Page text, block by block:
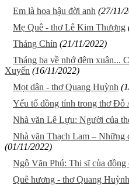
Em là hoa hậu đời anh (27/11/
Mẹ Quê - thơ Lê Kim Thượng
Tháng Chín (21/11/2022)
Tháng ba về nhớ đêm xuân...
Xuyến (16/11/2022)
Mọt dân - thơ Quang Huỳnh
Yếu tố đồng tính trong thơ Đỗ
Nhà văn Lê Lựu: Người của
Nhà văn Thạch Lam – Những
(01/11/2022)
Ngô Văn Phú: Thi sĩ của đồng
Quê hương - thơ Quang Huỳnh